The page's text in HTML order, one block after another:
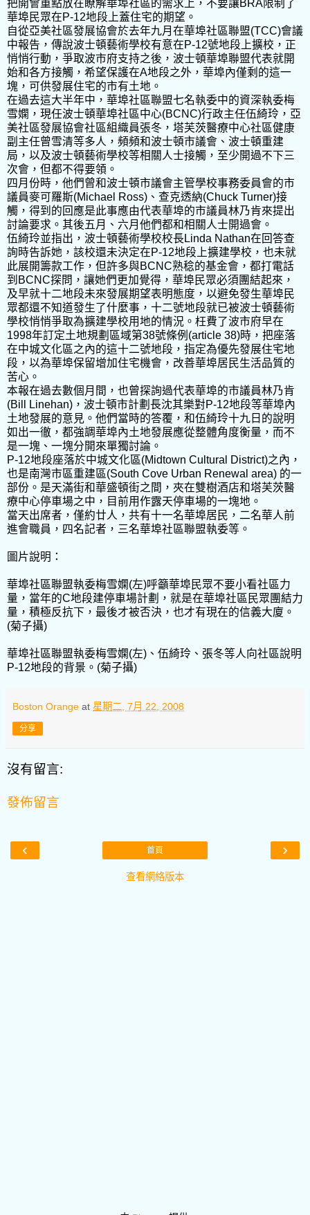
把開會重點放在瞭解華埠社區的需求上，不要讓BRA限制了
華埠民眾在P-12地段上蓋住宅的期望。
自從亞美社區發展協會於去年九月在華埠社區聯盟(TCC)會議
中報告，傳說波士頓藝術學校有意在P-12號地段上擴校，正
悄悄行動，爭取波市府支持之後，波士頓華埠聯盟代表就開
始和各方接觸，希望保護在A地段之外，華埠內僅剩的這一
塊，可供發展住宅的市有土地。
在過去這大半年中，華埠社區聯盟七名執委中的資深執委梅
雪嫻，現任波士頓華埠社區中心(BCNC)行政主任伍綺玲，亞
美社區發展協會社區組織員張冬，塔芙茨醫療中心社區健康
副主任曾雪清等多人，頻頻和波士頓市議會、波士頓重建
局，以及波士頓藝術學校等相關人士接觸，至少開過不下三
次會，但都不得要領。
四月份時，他們曾和波士頓市議會主管學校事務委員會的市
議員麥可羅斯(Michael Ross)、查克透納(Chuck Turner)接
觸，得到的回應是此事應由代表華埠的市議員林乃肯來提出
討論要求。其後五月、六月他們都和相關人士開過會。
伍綺玲並指出，波士頓藝術學校校長Linda Nathan在回答查
詢時告訴她，該校還未決定在P-12地段上擴建學校，也未就
此展開籌款工作，但許多與BCNC熟稔的基金會，都打電話
到BCNC探問，讓她們更加覺得，華埠民眾必須團結起來，
及早就十二地段未來發展期望表明態度，以避免發生華埠民
眾都還不知道發生了什麼事，十二號地段就已被波士頓藝術
學校悄悄爭取為擴建學校用地的情況。枉費了波市府早在
1998年訂定土地規劃區域第38號條例(article 38)時，把座落
在中城文化區之內的這十二號地段，指定為優先發展住宅地
段，以為華埠保留增加住宅機會，改善華埠居民生活品質的
苦心。
本報在過去數個月間，也曾探詢過代表華埠的市議員林乃肯
(Bill Linehan)，波士頓市計劃長沈其樂對P-12地段等華埠內
土地發展的意見。他們當時的答覆，和伍綺玲十九日的說明
如出一徹，都強調華埠內土地發展應從整體角度衡量，而不
是一塊、一塊分開來單獨討論。
P-12地段座落於中城文化區(Midtown Cultural District)之內，
也是南灣市區重建區(South Cove Urban Renewal area) 的一
部份。是天滿街和華盛頓街之間，夾在雙樹酒店和塔芙茨醫
療中心停車場之中，目前用作露天停車場的一塊地。
當天出席者，僅約廿人，共有十一名華埠居民，二名華人前
進會職員，四名記者，三名華埠社區聯盟執委等。
圖片說明：
華埠社區聯盟執委梅雪嫻(左)呼籲華埠民眾不要小看社區力
量，當年的C地段建停車場計劃，就是在華埠社區民眾團結力
量，積極反抗下，最後才被否決，也才有現在的信義大廈。
(菊子攝)
華埠社區聯盟執委梅雪嫻(左)、伍綺玲、張冬等人向社區說明
P-12地段的背景。(菊子攝)
Boston Orange at 星期二, 7月 22, 2008
分享
沒有留言:
發佈留言
‹ ›
首頁
查看網絡版本